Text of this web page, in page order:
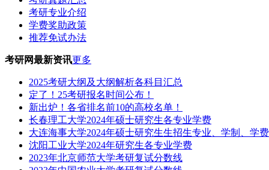
考研专业介绍
学费奖助政策
推荐免试办法
考研网最新资讯更多
2025考研大纲及大纲解析各科目汇总
定了！25考研报名时间公布！
新出炉！各省排名前10的高校名单！
长春理工大学2024年硕士研究生各专业学费
大连海事大学2024年硕士研究生生招生专业、学制、学
沈阳工业大学2024年研究生各专业学费
2023年北京师范大学考研复试分数线